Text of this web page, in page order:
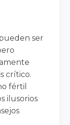
ser
crítico.
fértil
ilusorios